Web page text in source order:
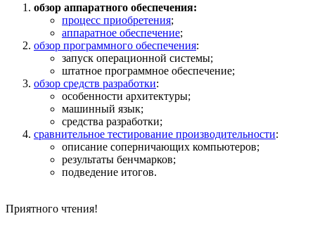
обзор аппаратного обеспечения:
процесс приобретения;
аппаратное обеспечение;
обзор программного обеспечения:
запуск операционной системы;
штатное программное обеспечение;
обзор средств разработки:
особенности архитектуры;
машинный язык;
средства разработки;
сравнительное тестирование производительности:
описание соперничающих компьютеров;
результаты бенчмарков;
подведение итогов.
Приятного чтения!